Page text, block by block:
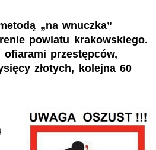
„na wnuczka”
powiatu krakowskiego.
ofiarami przestępców,
złotych, kolejna 60